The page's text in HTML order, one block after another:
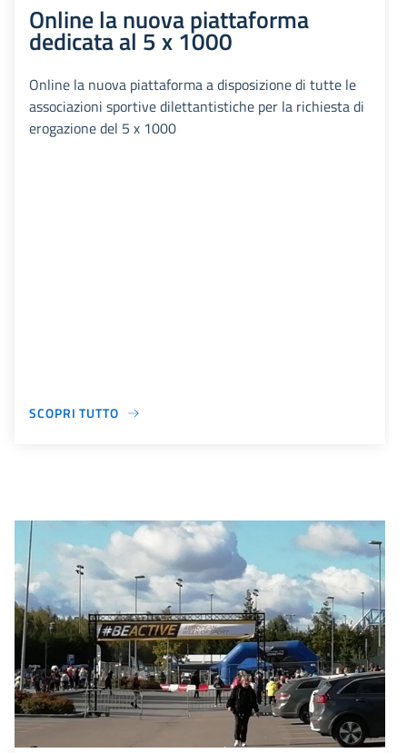
Online la nuova piattaforma
dedicata al 5 x 1000
Online la nuova piattaforma a disposizione di tutte le
associazioni sportive dilettantistiche per la richiesta di
erogazione del 5 x 1000
SCOPRI TUTTO